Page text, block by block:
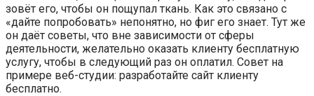
зовёт его, чтобы он пощупал ткань. Как это связано с
«дайте попробовать» непонятно, но фиг его знает. Тут же
он даёт советы, что вне зависимости от сферы
деятельности, желательно оказать клиенту бесплатную
услугу, чтобы в следующий раз он оплатил. Совет на
примере веб-студии: разработайте сайт клиенту
бесплатно.